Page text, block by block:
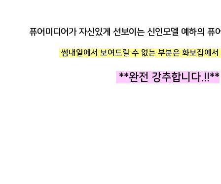
퓨어미디어가 자신있게 선보이는 신인모델 예하의 퓨
썸내일에서 보여드릴 수 없는 부분은 화보집에
**완전 강추합니다.!!**